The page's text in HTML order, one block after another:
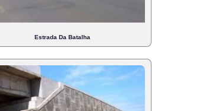
Estrada Da Batalha